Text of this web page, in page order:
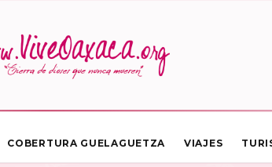
COBERTURA GUELAGUETZA VIAJES